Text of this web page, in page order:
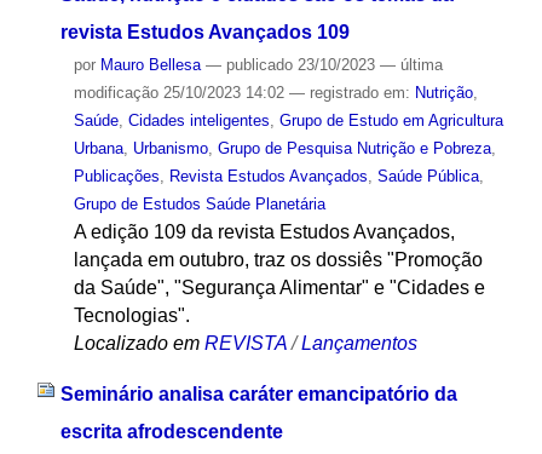
revista Estudos Avançados 109
por Mauro Bellesa — publicado23/10/2023 — última
modificação25/10/2023 14:02 — registrado em: Nutrição,
Saúde, Cidades inteligentes Grupo de Estudo em Agricultura
Urbana, Urbanismo, Grupo de Pesquisa Nutrição e Pobreza,
Publicações
Revista Estudos Avançados Saúde Pública,
Grupo de Estudos Saúde Planetária
A edição 109 da revista Estudos Avançados,
lançada em outubro, traz os dossiês "Promoção
da Saúde", "Segurança Alimentar" e "Cidades e
Tecnologias".
Localizado em REVISTA /Lançamentos
Seminário analisa caráter emancipatório da
escrita afrodescendente